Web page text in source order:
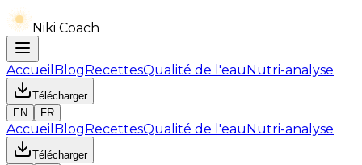
Niki Coach
Accueil BlogRecettesQualité de l'eauNutri-analyse
Télécharger
EN
FR
Accueil BlogRecettesQualité de l'eauNutri-analyse
Télécharger